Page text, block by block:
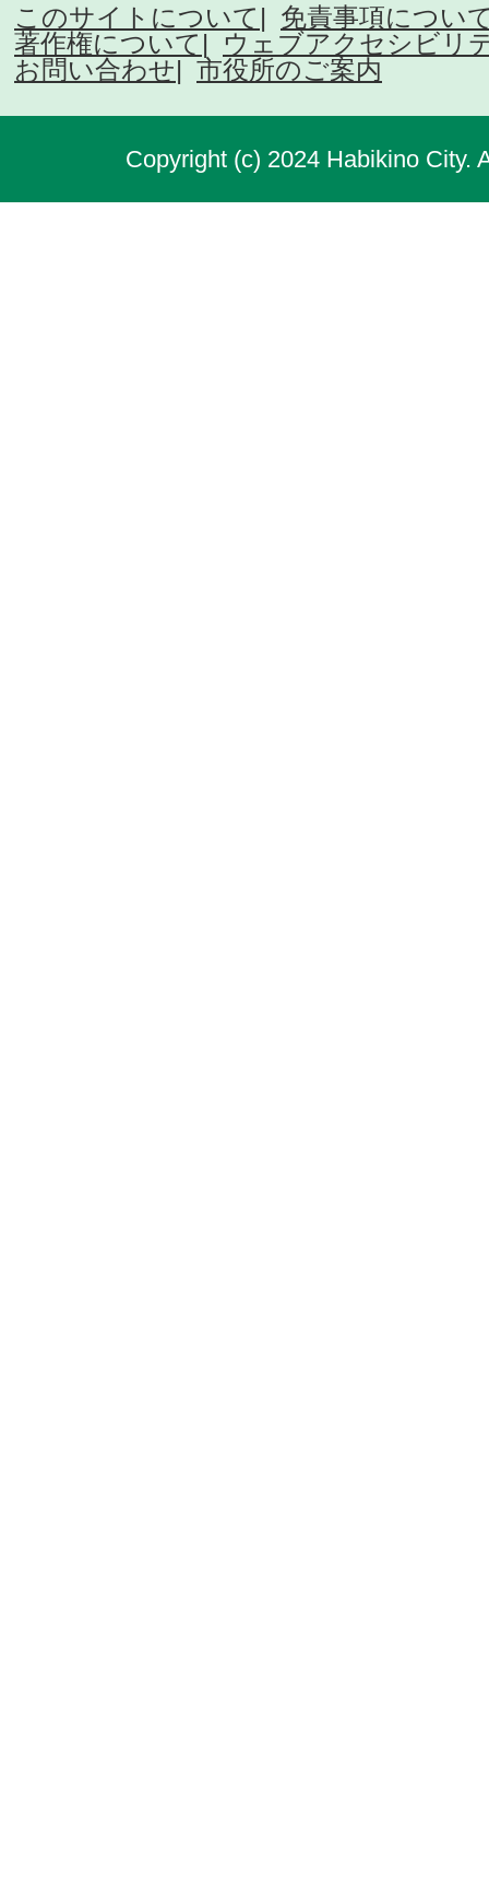
このサイトについて
免責事項につい
著作権について
ウェブアクセシビリ
お問い合わせ
市役所のご案内
Copyright (c) 2024 Habikino City.